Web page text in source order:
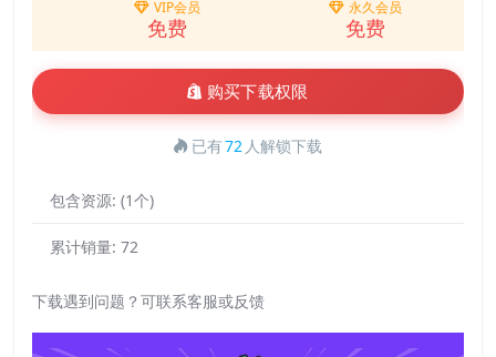
VIP会员
免费
永久会员
免费
购买下载权限
已有72 人解锁下载
包含资源: (1个)
累计销量: 72
下载遇到问题？可联系客服或反馈